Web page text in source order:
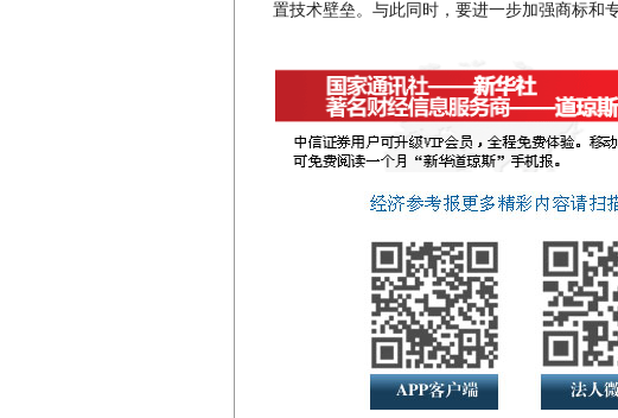
置技术壁垒。与此同时，要进一步加强商标和